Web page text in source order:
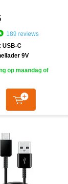
189 reviews
USB-C
9V
op maandag of